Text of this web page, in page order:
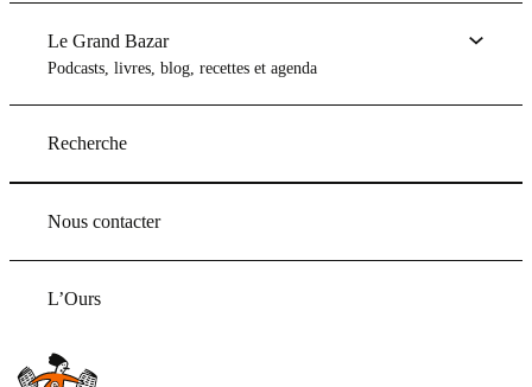
Le Grand Bazar
Podcasts, livres, blog, recettes et agenda
Recherche
Nous contacter
L’Ours